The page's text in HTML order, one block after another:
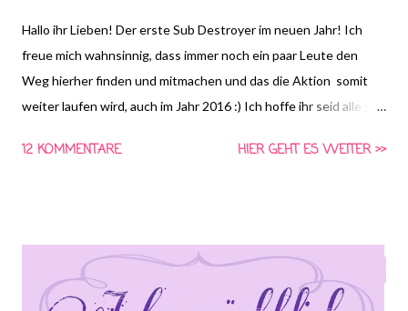
Hallo ihr Lieben! Der erste Sub Destroyer im neuen Jahr! Ich
freue mich wahnsinnig, dass immer noch ein paar Leute den
Weg hierher finden und mitmachen und das die Aktion somit
weiter laufen wird, auch im Jahr 2016 :) Ich hoffe ihr seid alle gut
nicht allzusehr gewachsen :D Für alle die das erste Mal den Weg
12 KOMMENTARE HIER GEHT ES WEITER >>